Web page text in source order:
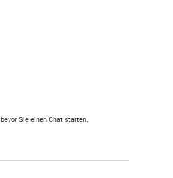
bevor Sie einen Chat starten.